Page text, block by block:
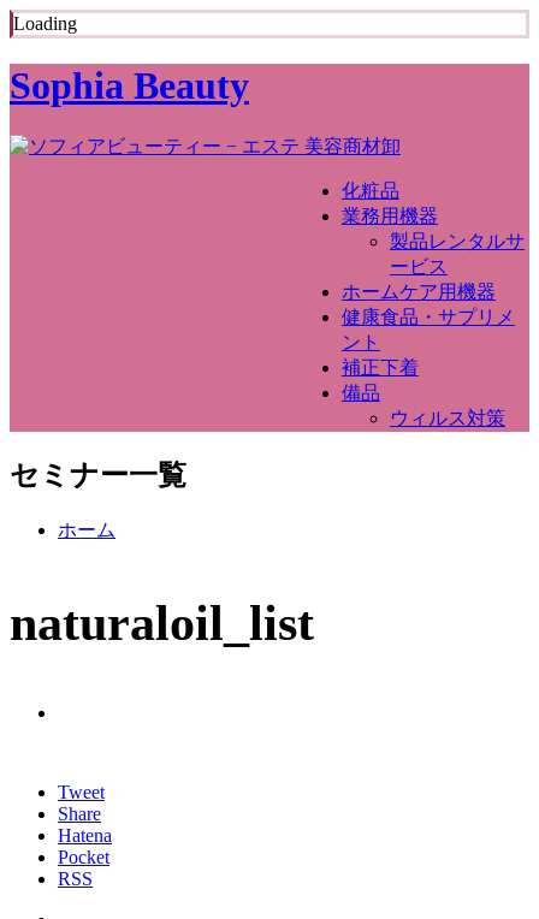
Loading
Sophia Beauty
化粧品
業務用機器
製品レンタルサ
ービス
ホームケア用機器
健康食品・サプリメ
ント
補正下着
備品
ウィルス対策
セミナー一覧
ホーム
naturaloil_list
Tweet
Share
Hatena
Pocket
RSS